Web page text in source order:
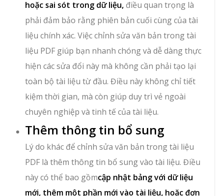
hoặc sai sót trong dữ liệu, điều quan trọng là
phải đảm bảo rằng phiên bản cuối cùng của tài
liệu chính xác. Việc chỉnh sửa văn bản trong tài
liệu PDF giúp bạn nhanh chóng và dễ dàng thực
hiện các sửa đổi này mà không cần phải tạo lại
toàn bộ tài liệu từ đầu. Điều này không chỉ tiết
kiệm thời gian, mà còn giúp duy trì vẻ ngoài
chuyên nghiệp và tinh tế của tài liệu.
Thêm thông tin bổ sung
Lý do khác để chỉnh sửa văn bản trong tài liệu
PDF là thêm thông tin bổ sung vào tài liệu. Điều
này có thể bao gồmcập nhật bảng với dữ liệu
mới, thêm một phần mới vào tài liệu, hoặc đơn